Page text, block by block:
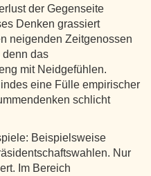
der Gegenseite
Denken grassiert
neigenden Zeitgenossen
denn das
mit Neidgefühlen.
eine Fülle empirischer
schlicht
Beispielsweise
Nur
Im Bereich